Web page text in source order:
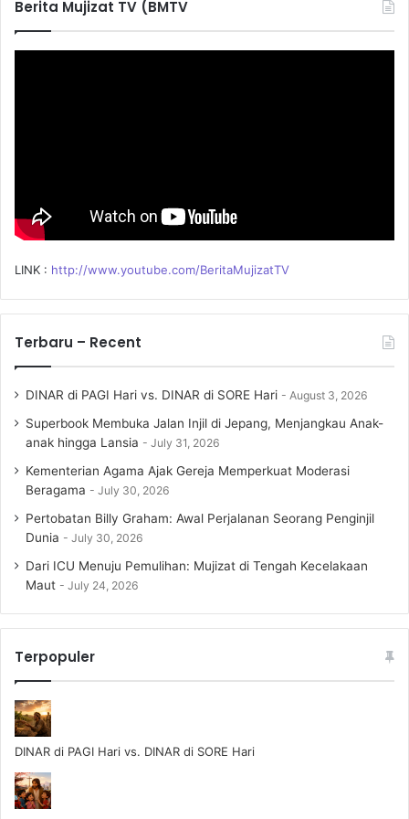
f
o
Berita Mujizat TV (BMTV
LINK : http://www.youtube.com/BeritaMujizatTV
Terbaru – Recent
DINAR di PAGI Hari vs. DINAR di SORE Hari August 3, 2026
Superbook Membuka Jalan Injil di Jepang, Menjangkau Anak-
anak hingga Lansia
July 31, 2026
Kementerian Agama Ajak Gereja Memperkuat Moderasi
Beragama
July 30, 2026
Pertobatan Billy Graham: Awal Perjalanan Seorang Penginjil
Dunia
July 30, 2026
Dari ICU Menuju Pemulihan: Mujizat di Tengah Kecelakaan
Maut
July 24, 2026
Terpopuler
DINAR di PAGI Hari vs. DINAR di SORE Hari